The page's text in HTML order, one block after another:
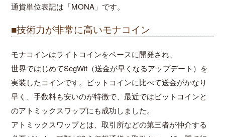
通貨単位表記は「MONA」です。
■技術力が非常に高いモナコイン
モナコインはライトコインをベースに開発され、
世界ではじめてSegWit（送金が早くなるアップデート）を
実装したコインです。ビットコインに比べて送金がかなり
早く、手数料も安いのが特徴で、最近ではビットコインと
のアトミックスワップにも成功しました。
アトミックスワップとは、取引所などの第三者が仲介する